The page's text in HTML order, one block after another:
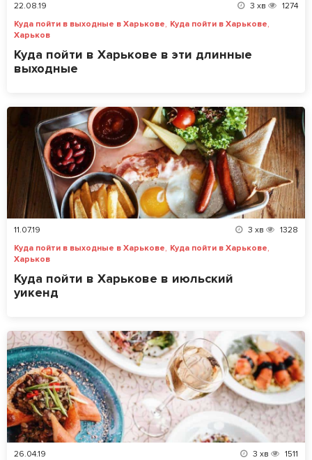
22.08.19 3 хв
1274
Куда пойти в выходные в Харькове, Куда пойти в Харькове,
Харьков
Куда пойти в Харькове в эти длинные
выходные
11.07.19 3 хв
1328
Куда пойти в выходные в Харькове, Куда пойти в Харькове,
Харьков
Куда пойти в Харькове в июльский
уикенд
26.04.19 3 хв
1511